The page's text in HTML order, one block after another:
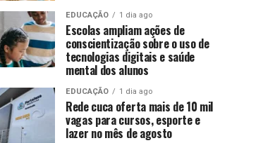
EDUCAÇÃO 1 dia ago
Escolas ampliam ações de
conscientização sobre o uso de
tecnologias digitais e saúde
mental dos alunos
EDUCAÇÃO 1 dia ago
Rede cuca oferta mais de 10 mil
vagas para cursos, esporte e
lazer no mês de agosto